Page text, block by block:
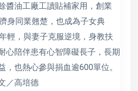
醬油工廠工讀貼補家用，創業
身同業翹楚，也成為子女典
輕，與妻子克服逆境，身教扶
心陪伴患有心智障礙長子，長期
，也熱心參與捐血逾600單位。
／高培德